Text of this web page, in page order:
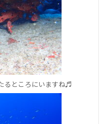
るところにいますね♬